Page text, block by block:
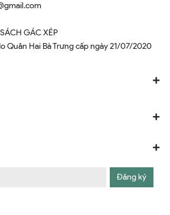
GÁC XÉP
Quân Hai Bà Trưng cấp ngày 21/07/2020
Đăng ký